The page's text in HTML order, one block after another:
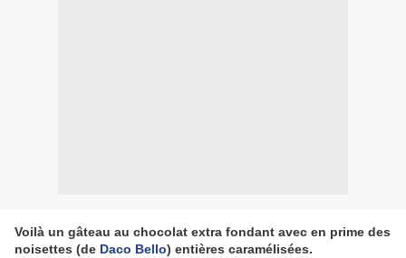
Voilà un gâteau au chocolat extra fondant avec en prime des
noisettes (de Daco Bello) entières caramélisées.